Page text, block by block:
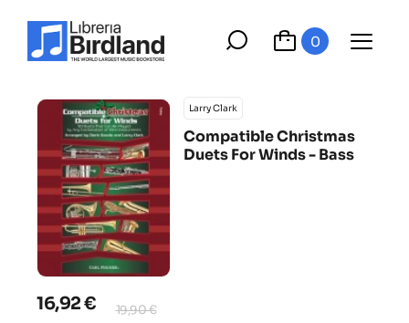
0
Larry Clark
Compatible Christmas
Duets For Winds - Bass
16,92 € 19,90 €